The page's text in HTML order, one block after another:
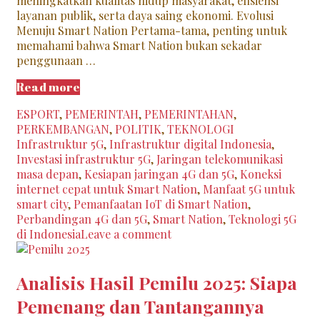
layanan publik, serta daya saing ekonomi. Evolusi
Menuju Smart Nation Pertama-tama, penting untuk
memahami bahwa Smart Nation bukan sekadar
penggunaan …
Read more
Infrastruktur
4G/5G
untuk
Smart
Nation
Categories
ESPORT, PEMERINTAH, PEMERINTAHAN,
PERKEMBANGAN, POLITIK,TEKNOLOGI
Infrastruktur 5G, Infrastruktur digital Indonesia,
Investasi infrastruktur 5G, Jaringan telekomunikasi
masa depan, Kesiapan jaringan 4G dan 5G, Koneksi
internet cepat untuk Smart Nation, Manfaat 5G untuk
smart city, Pemanfaatan IoT di Smart Nation,
Perbandingan 4G dan 5G, Smart Nation,Teknologi 5G
di IndonesiaLeave a comment
Analisis Hasil Pemilu 2025: Siapa
Pemenang dan Tantangannya